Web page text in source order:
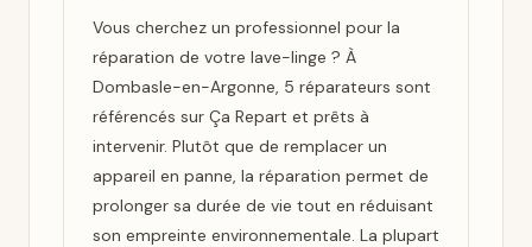
Vous cherchez un professionnel pour la
réparation de votre lave-linge ? À
Dombasle-en-Argonne, 5 réparateurs sont
référencés sur Ça Repart et prêts à
intervenir. Plutôt que de remplacer un
appareil en panne, la réparation permet de
prolonger sa durée de vie tout en réduisant
son empreinte environnementale. La plupart